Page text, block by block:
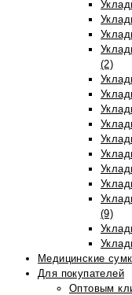
(2)
(9)
Медицинские
Для покупателей
Оптовым